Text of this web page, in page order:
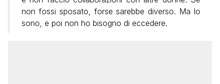
non fossi sposato, forse sarebbe diverso. Ma lo
sono, e poi non ho bisogno di eccedere.